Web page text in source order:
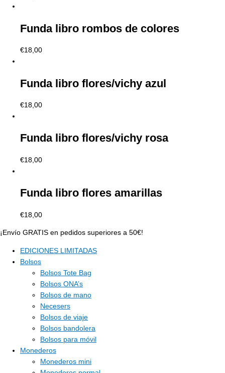
Funda libro rombos de colores
€18,00
Funda libro flores/vichy azul
€18,00
Funda libro flores/vichy rosa
€18,00
Funda libro flores amarillas
€18,00
¡Envío GRATIS en pedidos superiores a 50€!
EDICIONES LIMITADAS
Bolsos
Bolsos Tote Bag
Bolsos ONA’s
Bolsos de mano
Necesers
Bolsos de viaje
Bolsos bandolera
Bolsos para móvil
Monederos
Monederos mini